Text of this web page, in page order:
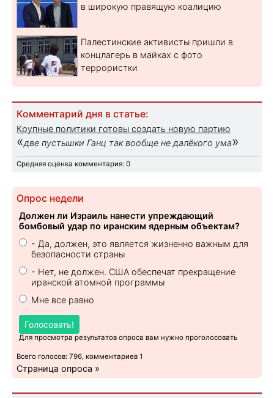
в широкую правящую коалицию
Палестинские активисты пришли в
концлагерь в майках с фото
террористки
Комментарий дня в статье:
Крупные политики готовы создать новую партию
«две пустышки Ганц так вообще не далёкого ума»
Средняя оценка комментария: 0
Опрос недели
Должен ли Израиль нанести упреждающий
бомбовый удар по иранским ядерным объектам?
- Да, должен, это является жизненно важным для
безопасности страны
- Нет, не должен. США обеспечат прекращение
иранской атомной программы
Мне все равно
Голосовать!
Для просмотра результатов опроса вам нужно проголосовать
Всего голосов: 796, комментариев 1
Страница опроса »